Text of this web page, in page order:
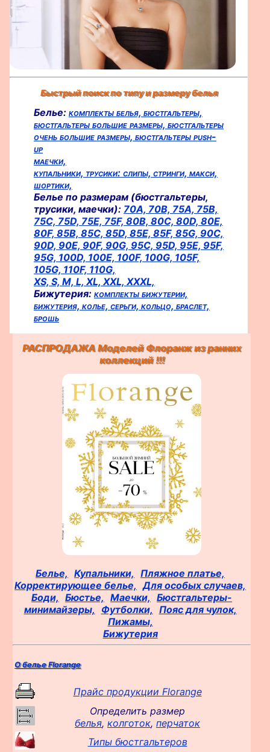
Быстрый поиск по типу и размеру белья
Белье: комплекты белья, бюстгальтеры,
бюстгальтеры большие размеры, бюстгальтеры
очень большие размеры, бюстгальтеры push-
up
маечки,
купальники, трусики: слипы, стринги, макси,
шортики,
Белье по размерам (бюстгальтеры,
трусики, маечки): 70A, 70B, 75A, 75B,
75C, 75D, 75E, 75F, 80B, 80C, 80D, 80E,
80F, 85B, 85C, 85D, 85E, 85F, 85G, 90C,
90D, 90E, 90F, 90G, 95C, 95D, 95E, 95F,
95G, 100D, 100E, 100F, 100G, 105F,
105G, 110F, 110G,
XS, S, M, L, XL, XXL, XXXL,
Бижутерия: комплекты бижутерии,
бижутерия, колье, серьги, кольцо, браслет,
брошь
РАСПРОДАЖА Моделей Флоранж из ранних
коллекций !!!
Белье, Купальники,
Пляжное платье,
Корректирующее белье,
Для особых случаев,
Боди,
Бюстье, Маечки,
Бюстгальтеры-
минимайзеры,
Футболки, Пояс для чулок,
Пижамы,
Бижутерия
О белье Florange
Прайс продукции Florange
Определить размер
белья, колготок, перчаток
Типы бюстгальтеров